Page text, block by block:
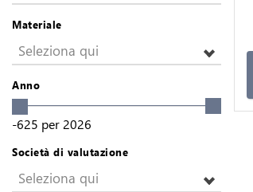
Materiale
Seleziona qui
Anno
-625 per 2026
Società di valutazione
Seleziona qui